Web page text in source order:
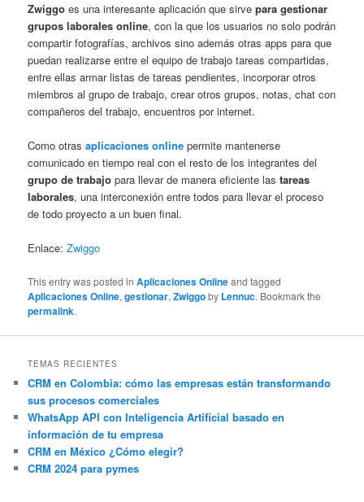
Zwiggo es una interesante aplicación que sirvepara gestionar
grupos laborales online, con la que los usuarios no solo podrán
compartir fotografías, archivos sino además otras apps para que
puedan realizarse entre el equipo de trabajo tareas compartidas,
entre ellas armar listas de tareas pendientes, incorporar otros
miembros al grupo de trabajo, crear otros grupos, notas, chat con
compañeros del trabajo, encuentros por internet.
Como otrasaplicaciones online permite mantenerse
comunicado en tiempo real con el resto de los integrantes del
grupo de trabajo para llevar de manera eficiente lastareas
laborales, una interconexión entre todos para llevar el proceso
de todo proyecto a un buen final.
Enlace:Zwiggo
This entry was posted inAplicaciones Onlineand tagged
Aplicaciones Online,gestionar,Zwiggoby Lennuc. Bookmark the
permalink.
TEMAS RECIENTES
CRM en Colombia: cómo las empresas están transformando
sus procesos comerciales
WhatsApp API con Inteligencia Artificial basado en
información de tu empresa
CRM en México ¿Cómo elegir?
CRM 2024 para pymes